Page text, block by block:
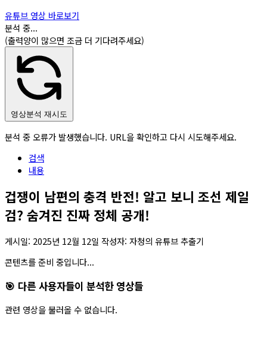
유튜브 영상 바로보기
분석 중...
(출력양이 많으면 조금 더 기다려주세요)
영상분석 재시도
분석 중 오류가 발생했습니다. URL을 확인하고 다시 시도해주세요.
검색
내용
겁쟁이 남편의 충격 반전! 알고 보니 조선 제일
검? 숨겨진 진짜 정체 공개!
게시일: 2025년 12월 12일 작성자: 자청의 유튜브 추출기
콘텐츠를 준비 중입니다...
🎯 다른 사용자들이 분석한 영상들
관련 영상을 불러올 수 없습니다.